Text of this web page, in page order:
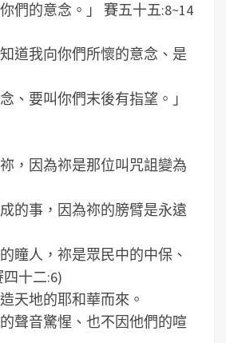
們的意念。」 賽五十五:8~14
知道我向你們所懷的意念、是
、要叫你們末後有指望。」
，因為祢是那位叫咒詛變為
的事，因為祢的膀臂是永遠
瞳人，祢是眾民中的中保、
十二:6)
天地的耶和華而來。
聲音驚惺、也不因他們的喧